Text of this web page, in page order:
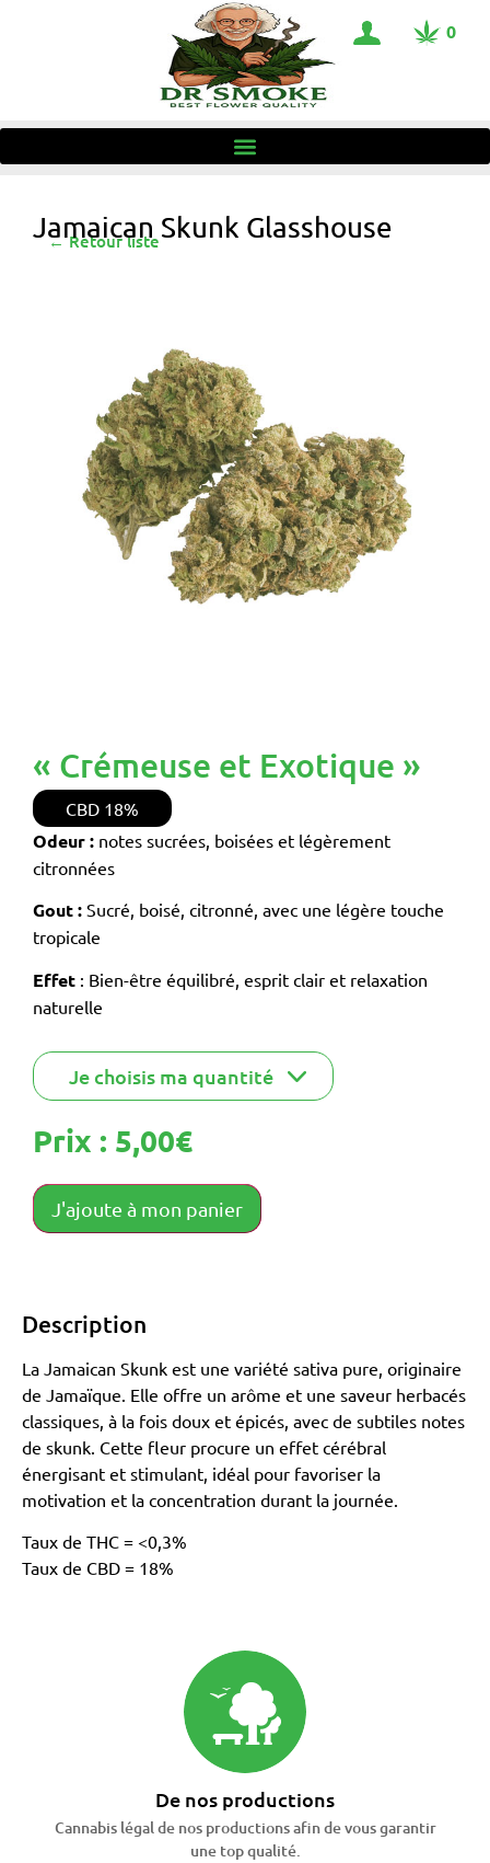
0
← Retour liste
Jamaican Skunk Glasshouse
« Crémeuse et Exotique »
CBD 18%
Odeur : notes sucrées, boisées et légèrement
citronnées
Gout : Sucré, boisé, citronné, avec une légère touche
tropicale
Effet : Bien-être équilibré, esprit clair et relaxation
naturelle
Prix : 5,00€
J'ajoute à mon panier
Description
La Jamaican Skunk est une variété sativa pure, originaire
de Jamaïque. Elle offre un arôme et une saveur herbacés
classiques, à la fois doux et épicés, avec de subtiles notes
de skunk. Cette fleur procure un effet cérébral
énergisant et stimulant, idéal pour favoriser la
motivation et la concentration durant la journée.
Taux de THC = <0,3%
Taux de CBD = 18%
De nos productions
Cannabis légal de nos productions afin de vous garantir
une top qualité.